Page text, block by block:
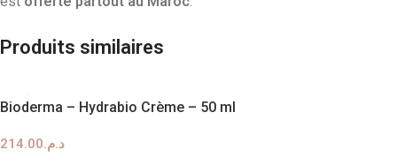
Produits similaires
Bioderma – Hydrabio Crème – 50 ml
د.م.214.00